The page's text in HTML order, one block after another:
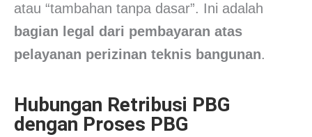
atau “tambahan tanpa dasar”. Ini adalah
bagian legal dari pembayaran atas
pelayanan perizinan teknis bangunan.
Hubungan Retribusi PBG
dengan Proses PBG